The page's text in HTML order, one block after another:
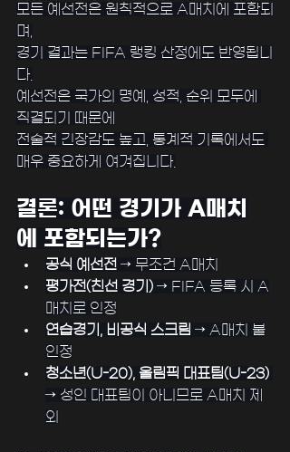
﻿모든 예선전은 원칙적으로 A매치에 포함되
며,
경기 결과는 FIFA 랭킹 산정에도 반영됩니
다.
예선전은 국가의 명예, 성적, 순위 모두에
직결되기 때문에
전술적 긴장감도 높고, 통계적 기록에서도
매우 중요하게 여겨집니다.
결론: 어떤 경기가 A매치
에 포함되는가?
공식 예선전 → 무조건 A매치
평가전(친선 경기) → FIFA 등록 시 A
매치로 인정
연습경기, 비공식 스크림 → A매치 불
인정
청소년(U-20), 올림픽 대표팀(U-23)
→ 성인 대표팀이 아니므로 A매치 제
외